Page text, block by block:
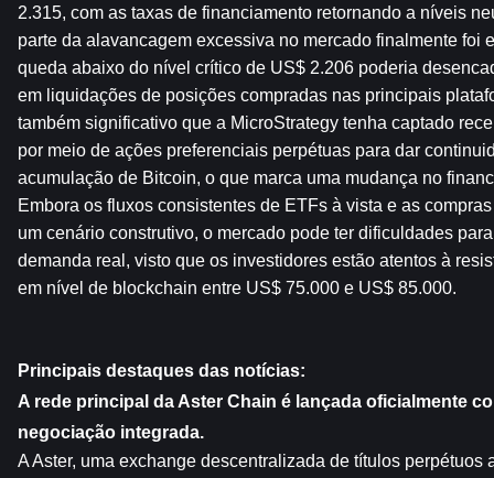
2.315, com as taxas de financiamento retornando a níveis
parte da alavancagem excessiva no mercado finalmente foi
queda abaixo do nível crítico de US$ 2.206 poderia
em liquidações de posições compradas nas principais
também significativo que a MicroStrategy tenha captado
por meio de ações preferenciais perpétuas para dar
acumulação de Bitcoin, o que marca uma mudança no
Embora os fluxos consistentes de ETFs à vista e as
um cenário construtivo, o mercado pode ter dificuldades
demanda real, visto que os investidores estão atentos à
em nível de blockchain entre US$ 75.000 e US$ 85.000.
Principais destaques das notícias:
A rede principal da Aster Chain é lançada oficialmente
negociação integrada.
A Aster, uma exchange descentralizada de títulos perpétuos